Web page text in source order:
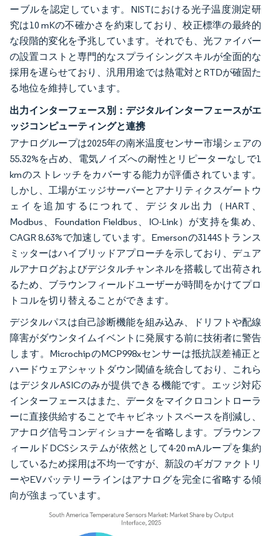
ーブルを認定しています。NISTにおける光子温度測定研
究は10 mKの不確かさを約束しており、校正標準の最終的
な段階的変化を予兆しています。それでも、光ファイバー
の設置コストと専門的なスプライシングスキルが全面的な
採用を遅らせており、汎用用途では熱電対とRTDが確固た
る地位を維持しています。
出力インターフェース別：デジタルインターフェースがエ
ッジコンピューティングと連携
アナログループは2025年の南米温度センサー市場シェアの
55.32%を占め、電気ノイズへの耐性とリピーターなしで1
kmのストレッチをカバーする能力が評価されています。
しかし、工場がエッジサーバーとアナリティクスゲートウ
ェイを追加するにつれて、デジタル出力（HART、
Modbus、Foundation Fieldbus、IO-Link）が支持を集め、
CAGR 8.63%で加速しています。Emersonの3144Sトランス
ミッターはハイブリッドアプローチを示しており、デュア
ルアナログおよびデジタルチャンネルを搭載して出荷され
るため、ブラウンフィールドユーザーが時間をかけてプロ
トコルを切り替えることができます。
デジタルパスは自己診断機能を組み込み、ドリフトや配線
障害がダウンタイムイベントに発展する前に技術者に警告
します。MicrochipのMCP998xセンサーは抵抗誤差補正と
ハードウェアシャットダウン閾値を統合しており、これら
はデジタルASICのみが提供できる機能です。エッジ対応
インターフェースはまた、データをマイクロコントローラ
ーに直接供給することでキャビネットスペースを削減し、
アナログ信号コンディショナーを省略します。ブラウンフ
ィールドDCSシステムが依然として4-20 mAループを集約
しているため採用は不均一ですが、新設のギガファクトリ
ーやEVバッテリーラインはアナログを完全に省略する傾
向が強まっています。